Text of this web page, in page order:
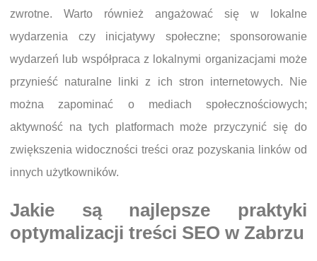
zwrotne. Warto również angażować się w lokalne
wydarzenia czy inicjatywy społeczne; sponsorowanie
wydarzeń lub współpraca z lokalnymi organizacjami może
przynieść naturalne linki z ich stron internetowych. Nie
można zapominać o mediach społecznościowych;
aktywność na tych platformach może przyczynić się do
zwiększenia widoczności treści oraz pozyskania linków od
innych użytkowników.
Jakie są najlepsze praktyki
optymalizacji treści SEO w Zabrzu